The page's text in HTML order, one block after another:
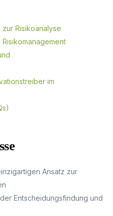
Risikoanalyse
im
Ansatz zur
Entscheidungsfindung und